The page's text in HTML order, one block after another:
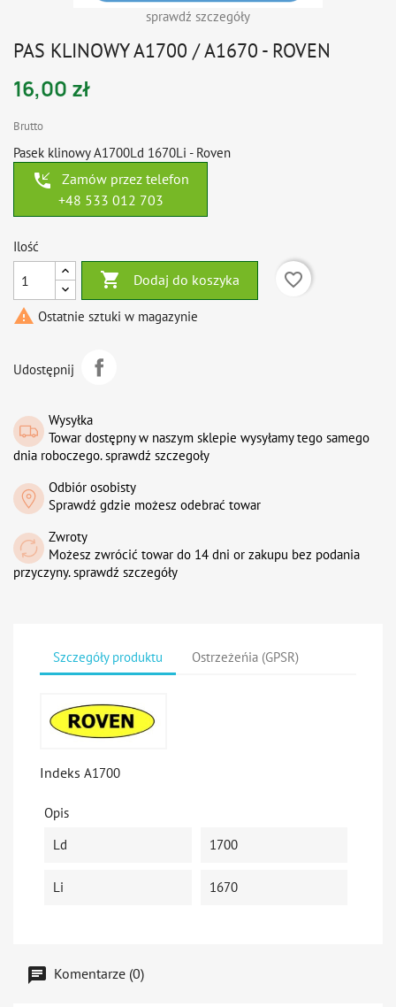
sprawdź szczegóły
PAS KLINOWY A1700 / A1670 - ROVEN
16,00 zł
Brutto
Pasek klinowy A1700Ld 1670Li - Roven
phone_callback
Zamów przez telefon
+48 533 012 703
Ilość
 Dodaj do koszyka
favorite_border
 Ostatnie sztuki w magazynie
Udostępnij
Wysyłka
Towar dostępny w naszym sklepie wysyłamy tego samego
dnia roboczego. sprawdź szczegoły
Odbiór osobisty
Sprawdź gdzie możesz odebrać towar
Zwroty
Możesz zwrócić towar do 14 dni or zakupu bez podania
przyczyny. sprawdź szczegóły
Szczegóły produktu Ostrzeżeńia (GPSR)
Indeks A1700
Opis
Ld
1700
Li 1670
Komentarze (0)